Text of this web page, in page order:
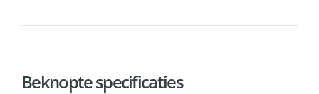
Beknopte specificaties